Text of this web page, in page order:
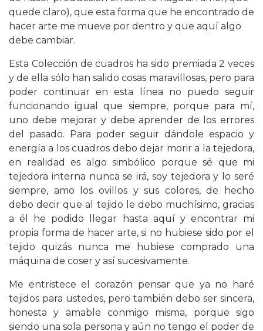
quede claro), que esta forma que he encontrado de
hacer arte me mueve por dentro y que aquí algo
debe cambiar.
Esta Colección de cuadros ha sido premiada 2 veces
y de ella sólo han salido cosas maravillosas, pero para
poder continuar en esta línea no puedo seguir
funcionando igual que siempre, porque para mí,
uno debe mejorar y debe aprender de los errores
del pasado. Para poder seguir dándole espacio y
energía a los cuadros debo dejar morir a la tejedora,
en realidad es algo simbólico porque sé que mi
tejedora interna nunca se irá, soy tejedora y lo seré
siempre, amo los ovillos y sus colores, de hecho
debo decir que al tejido le debo muchísimo, gracias
a él he podido llegar hasta aquí y encontrar mi
propia forma de hacer arte, si no hubiese sido por el
tejido quizás nunca me hubiese comprado una
máquina de coser y así sucesivamente.
Me entristece el corazón pensar que ya no haré
tejidos para ustedes, pero también debo ser sincera,
honesta y amable conmigo misma, porque sigo
siendo una sola persona y aún no tengo el poder de